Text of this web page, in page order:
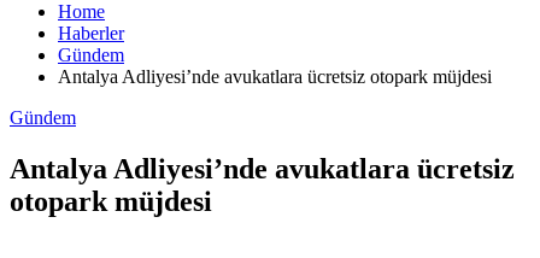
Home
Haberler
Gündem
Antalya Adliyesi’nde avukatlara ücretsiz otopark müjdesi
Gündem
Antalya Adliyesi’nde avukatlara ücretsiz
otopark müjdesi